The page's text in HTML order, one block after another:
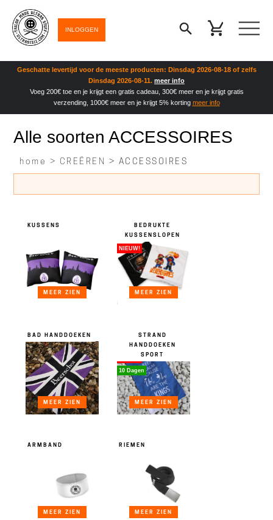
INLOGGEN
Geschatte levertijd voor de meeste producten: Dinsdag 2026-08-18 of zelfs
Dinsdag 2026-08-11. meer info
Voeg 200€ toe en je krijgt een gratis cadeau, 300€ meer en je krijgt gratis
verzending, 1000€ meer en je krijgt 5% korting meer info
Alle soorten ACCESSOIRES
home > CREËREN > ACCESSOIRES
MEER ZIEN
KUSSENS
MEER ZIEN
NIEUW!
BEDRUKTE
KUSSENSLOPEN
MEER ZIEN
BAD HANDDOEKEN
MEER ZIEN
-20.00%
10 Dagen
STRAND
HANDDOEKEN
SPORT
MEER ZIEN
ARMBAND
MEER ZIEN
RIEMEN